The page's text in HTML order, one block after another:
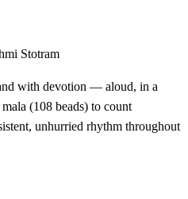
Stotram
with devotion — aloud, in a
(108 beads) to count
unhurried rhythm throughout